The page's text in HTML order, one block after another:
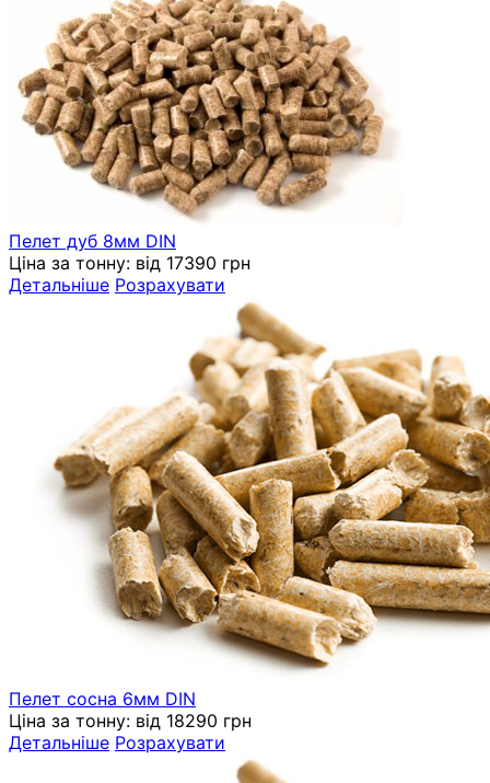
Пелет дуб 8мм DIN
Ціна за тонну: від 17390 грн
Детальніше Розрахувати
Пелет сосна 6мм DIN
Ціна за тонну: від 18290 грн
Детальніше Розрахувати